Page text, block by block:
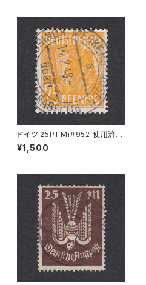
ドイツ 25Pf Mi#952 使用済み
切手｜MERKERSHAUSEN 14.
2.1948
¥1,500